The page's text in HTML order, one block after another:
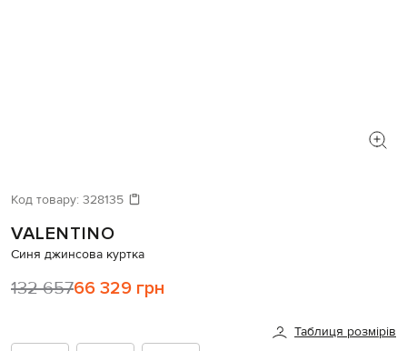
Код товару: 328135
VALENTINO
Синя джинсова куртка
132 65766 329 грн
Таблиця розмірів